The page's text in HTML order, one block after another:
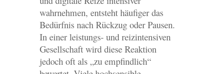
wahrnehmen, entsteht häufiger das
Bedürfnis nach Rückzug oder Pausen.
In einer leistungs- und reizintensiven
Gesellschaft wird diese Reaktion
jedoch oft als „zu empfindlich“